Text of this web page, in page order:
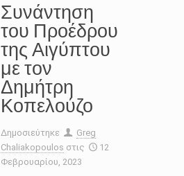
Συνάντηση
του Προέδρου
της Αιγύπτου
με τον
Δημήτρη
Κοπελούζο
Δημοσιεύτηκε
Greg
Chaliakopoulos στις
12
Φεβρουαρίου, 2023